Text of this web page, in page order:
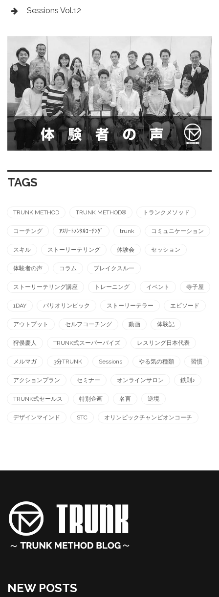
Sessions Vol.12
TAGS
TRUNK METHOD TRUNK METHOD®︎ トランクメソッド
コーチング ｱｽﾘｰﾄﾒﾝﾀﾙｺｰﾁﾝｸﾞ trunk コミュニケーション
スキル ストーリーテリング 体験会 セッション
体験者の声 コラム ブレイクスルー
ストーリーテリング講座 トレーニング イベント 寺子屋
1DAY パリオリンピック ストーリーテラー エピソード
アウトプット セルフコーチング 動画 体験記
狩俣慶人 TRUNK式スーパーバイズ レスリング日本代表
メルマガ 3分TRUNK Sessions やる気の種類 習慣
アクションプラン セミナー オンラインサロン 鉄則♪
TRUNK式セールス 特別企画 名言 逆境
デザインマインド STC オリンピックチャンピオンコーチ
NEW POSTS